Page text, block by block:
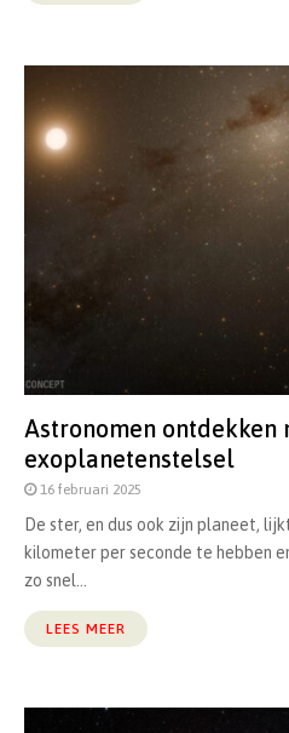
Astronomen
exoplanetenstelsel
16 februari 2025
De ster, en dus ook zijn planeet,
kilometer per seconde te hebben
zo snel...
LEES MEER